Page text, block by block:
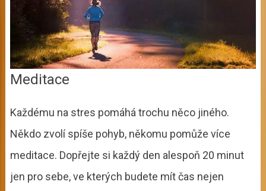
Meditace
Každému na stres pomáhá trochu něco jiného.
Někdo zvolí spíše pohyb, někomu pomůže více
meditace. Dopřejte si každý den alespoň 20 minut
jen pro sebe, ve kterých budete mít čas nejen